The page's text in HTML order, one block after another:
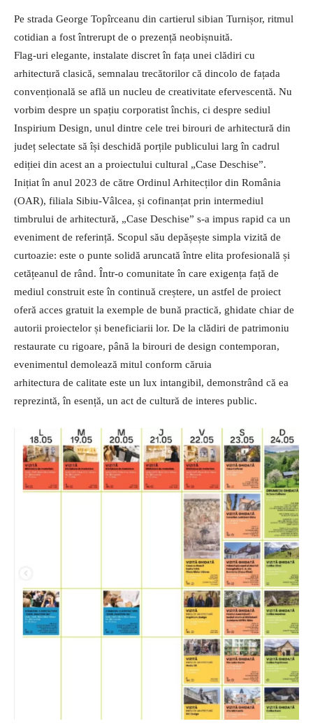
Pe strada George Topîrceanu din cartierul sibian Turnișor, ritmul
cotidian a fost întrerupt de o prezență neobișnuită.
Flag-uri elegante, instalate discret în fața unei clădiri cu
arhitectură clasică, semnalau trecătorilor că dincolo de fațada
convențională se află un nucleu de creativitate efervescentă. Nu
vorbim despre un spațiu corporatist închis, ci despre sediul
Inspirium Design, unul dintre cele trei birouri de arhitectură din
județ selectate să își deschidă porțile publicului larg în cadrul
ediției din acest an a proiectului cultural „Case Deschise”.
Inițiat în anul 2023 de către Ordinul Arhitecților din România
(OAR), filiala Sibiu-Vâlcea, și cofinanțat prin intermediul
timbrului de arhitectură, „Case Deschise” s-a impus rapid ca un
eveniment de referință. Scopul său depășește simpla vizită de
curtoazie: este o punte solidă aruncată între elita profesională și
cetățeanul de rând. Într-o comunitate în care exigența față de
mediul construit este în continuă creștere, un astfel de proiect
oferă acces gratuit la exemple de bună practică, ghidate chiar de
autorii proiectelor și beneficiarii lor. De la clădiri de patrimoniu
restaurate cu rigoare, până la birouri de design contemporan,
evenimentul demolează mitul conform căruia
arhitectura de calitate este un lux intangibil, demonstrând că ea
reprezintă, în esență, un act de cultură de interes public.